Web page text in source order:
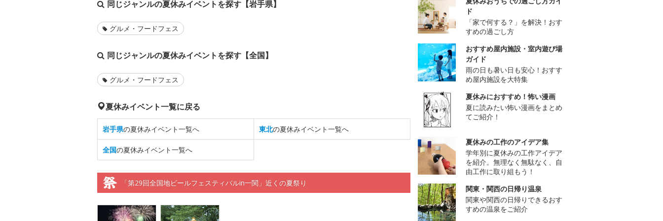
同じジャンルの夏休みイベントを探す【岩手県】
グルメ・フードフェス
同じジャンルの夏休みイベントを探す【全国】
グルメ・フードフェス
夏休みイベント一覧に戻る
岩手県の夏休みイベント一覧へ 東北の夏休みイベント一覧へ
全国の夏休みイベント一覧へ
「第29回全国地ビールフェスティバルin一関」近くの夏祭り
ド
「家で何する？」を解決！おす
すめの過ごし方
おすすめ屋内施設・室内遊び場
ガイド
雨の日も暑い日も安心！おすす
め屋内施設を大特集
夏休みにおすすめ！怖い漫画
夏に読みたい怖い漫画をまとめ
てご紹介！
夏休みの工作のアイデア集
学年別に夏休みの工作アイデア
を紹介。無理なく無駄なく、自
由工作に取り組もう！
関東・関西の日帰り温泉
関東や関西の日帰りできるおす
すめの温泉をご紹介